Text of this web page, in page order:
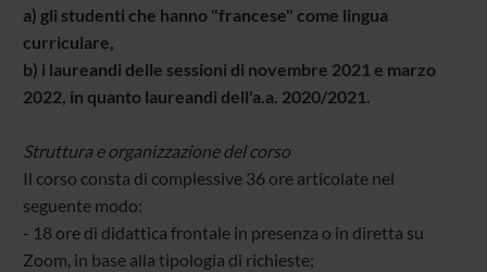
a) gli studenti che hanno "francese" come lingua
curriculare,
b) i laureandi delle sessioni di novembre 2021 e marzo
2022, in quanto laureandi dell'a.a. 2020/2021.
Struttura e organizzazione del corso
Il corso consta di complessive 36 ore articolate nel
seguente modo:
- 18 ore di didattica frontale in presenza o in diretta su
Zoom, in base alla tipologia di richieste;